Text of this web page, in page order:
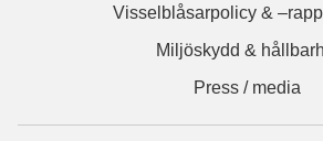
Visselblåsarpolicy &
Miljöskydd &
Press / media